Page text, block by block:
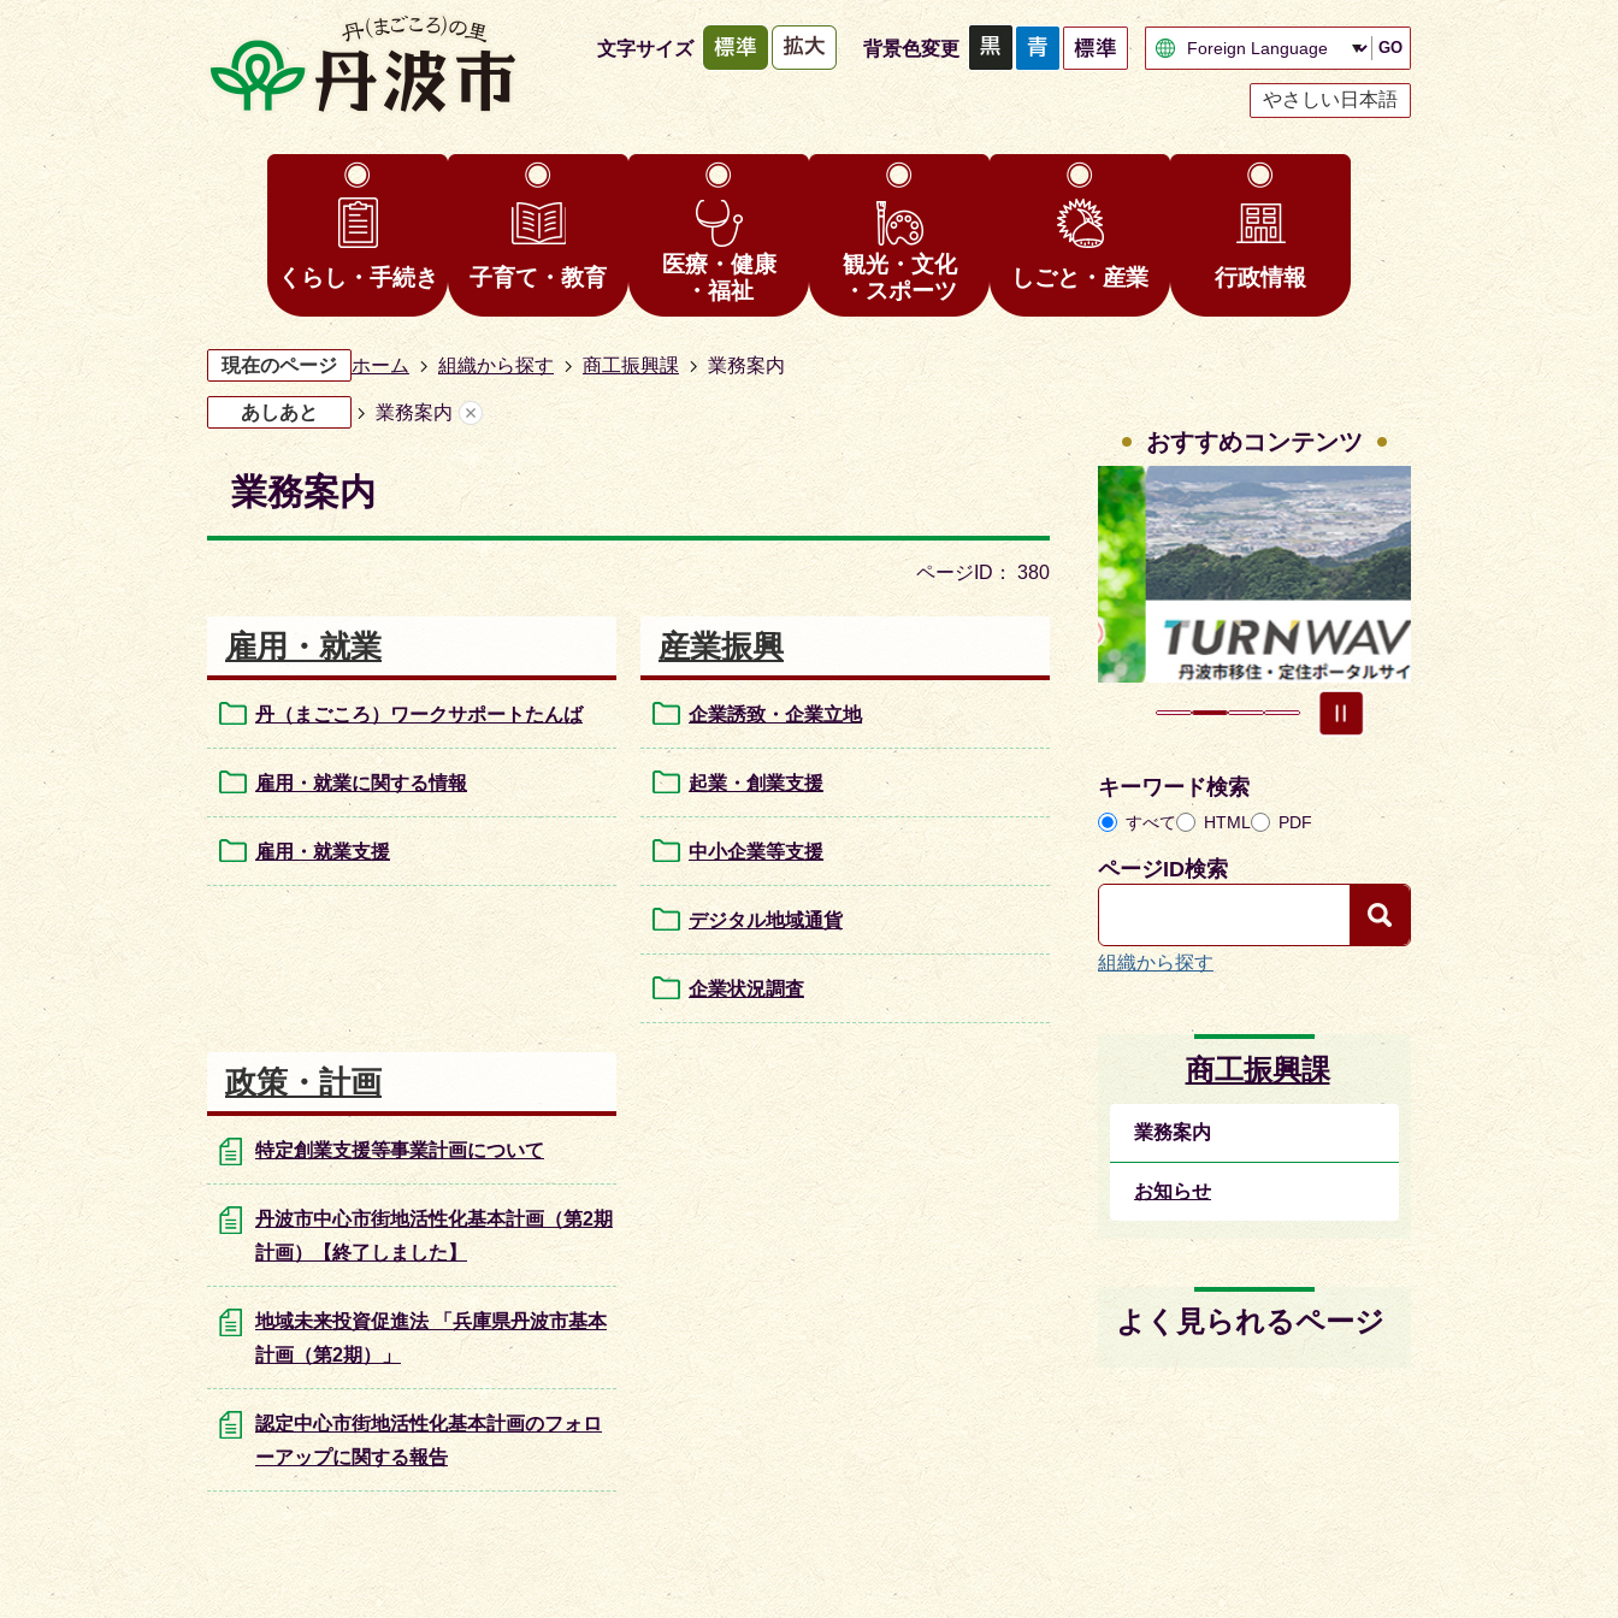
文字サイズ 背景色変更 GO
やさしい日本語
くらし・手続き 子育て・教育
医療・健康
・福祉
観光・文化
・スポーツ
しごと・産業 行政情報
現在のページ ホーム 組織から探す 商工振興課 業務案内
あしあと 業務案内
業務案内
ページID： 380
雇用・就業
丹（まごころ）ワークサポートたんば
雇用・就業に関する情報
雇用・就業支援
産業振興
企業誘致・企業立地
起業・創業支援
中小企業等支援
デジタル地域通貨
企業状況調査
政策・計画
特定創業支援等事業計画について
丹波市中心市街地活性化基本計画（第2期
計画）【終了しました】
地域未来投資促進法 「兵庫県丹波市基本
計画（第2期）」
認定中心市街地活性化基本計画のフォロ
ーアップに関する報告
おすすめコンテンツ
目
ラ
目
ス
イ
ド
1
枚
ス
イ
ド
2
枚
目
の
ス
ラ
イ
ド
枚
目
の
イ
キーワード検索
すべて HTML PDF
ページID検索
組織から探す
商工振興課
業務案内
お知らせ
よく見られるページ